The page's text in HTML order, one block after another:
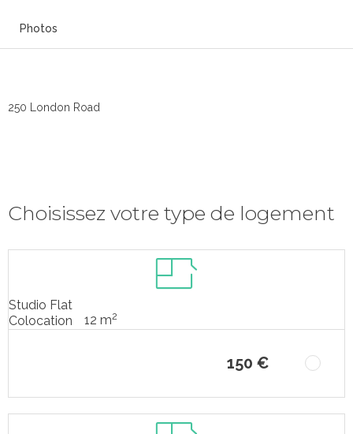
Photos
250 London Road
Choisissez votre type de logement
Studio Flat
Colocation
12 m2
150 €